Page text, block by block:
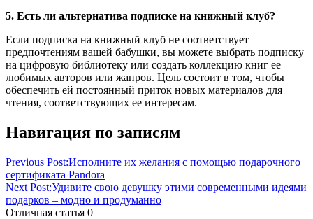
5. Есть ли альтернатива подписке на книжный клуб?
Если подписка на книжный клуб не соответствует
предпочтениям вашей бабушки, вы можете выбрать подписку
на цифровую библиотеку или создать коллекцию книг ее
любимых авторов или жанров. Цель состоит в том, чтобы
обеспечить ей постоянный приток новых материалов для
чтения, соответствующих ее интересам.
Навигация по записям
Previous Post:Исполните их желания с помощью подарочного
сертификата Pandora
Next Post:Удивите свою девушку этими современными идеями
подарков – модно и продуманно
Отличная статья 0